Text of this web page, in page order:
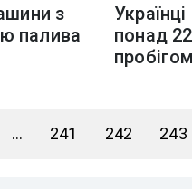
з
палива
понад
... 241 242 243